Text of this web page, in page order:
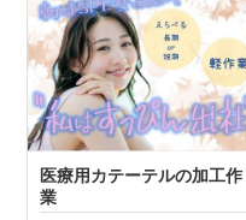
医療用カテーテルの加工作
業